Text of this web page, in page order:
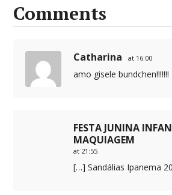
Comments
Catharina at 16:00
amo gisele bundchen!!!!!!!
FESTA JUNINA
MAQUIAGEM
at 21:55
[…] Sandálias Ipanema